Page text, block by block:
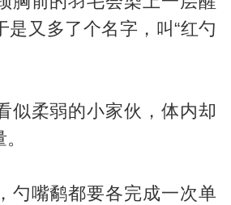
是又多了个名字，叫“红勺
似柔弱的小家伙，体内却
勺嘴鹬都要各完成一次单